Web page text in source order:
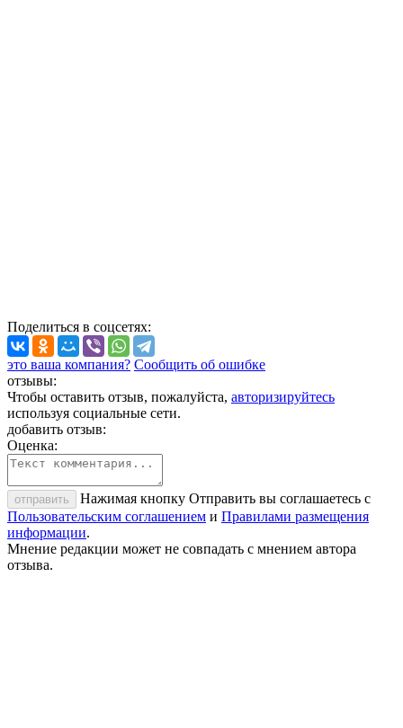
Поделиться в соцсетях:
это ваша компания? Сообщить об ошибке
отзывы:
Чтобы оставить отзыв, пожалуйста, авторизируйтесь
используя социальные сети.
добавить отзыв:
Оценка:
отправить
Нажимая кнопку Отправить вы соглашаетесь с
Пользовательским соглашением и Правилами размещения
информации.
Мнение редакции может не совпадать с мнением автора
отзыва.